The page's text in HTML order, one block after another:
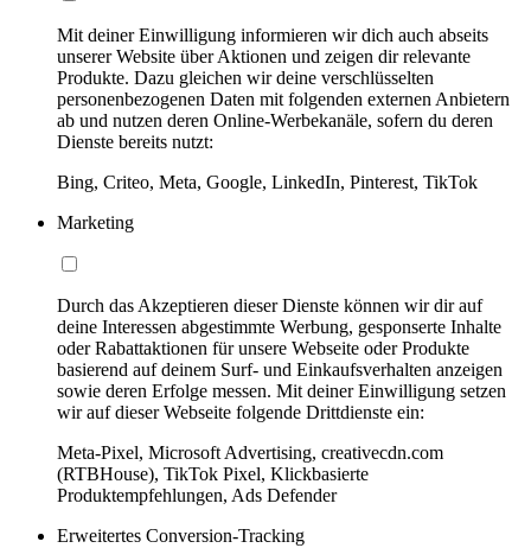
Mit deiner Einwilligung informieren wir dich auch abseits
unserer Website über Aktionen und zeigen dir relevante
Produkte. Dazu gleichen wir deine verschlüsselten
personenbezogenen Daten mit folgenden externen Anbietern
ab und nutzen deren Online-Werbekanäle, sofern du deren
Dienste bereits nutzt:
Bing, Criteo, Meta, Google, LinkedIn, Pinterest, TikTok
Marketing
Durch das Akzeptieren dieser Dienste können wir dir auf
deine Interessen abgestimmte Werbung, gesponserte Inhalte
oder Rabattaktionen für unsere Webseite oder Produkte
basierend auf deinem Surf- und Einkaufsverhalten anzeigen
sowie deren Erfolge messen. Mit deiner Einwilligung setzen
wir auf dieser Webseite folgende Drittdienste ein:
Meta-Pixel, Microsoft Advertising, creativecdn.com
(RTBHouse), TikTok Pixel, Klickbasierte
Produktempfehlungen, Ads Defender
Erweitertes Conversion-Tracking